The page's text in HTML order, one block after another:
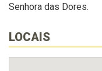
Senhora das Dores.
LOCAIS